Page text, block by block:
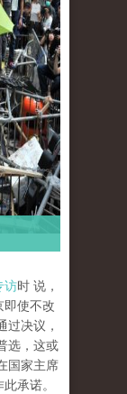
访时 说，
即使不改
过决议，
选，这或
国家主席
承诺。